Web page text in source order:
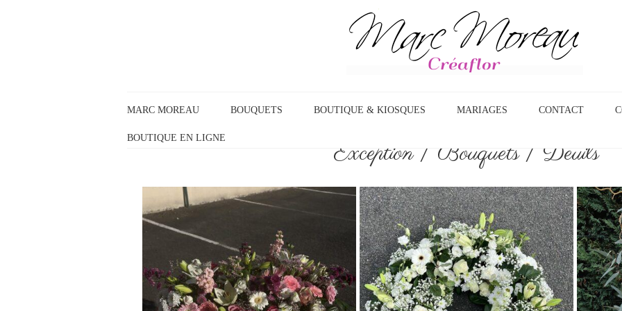
MARC MOREAU BOUQUETS BOUTIQUE & KIOSQUES MARIAGES CONTACT
BOUTIQUE EN LIGNE
Exception| Bouquets| Deuils